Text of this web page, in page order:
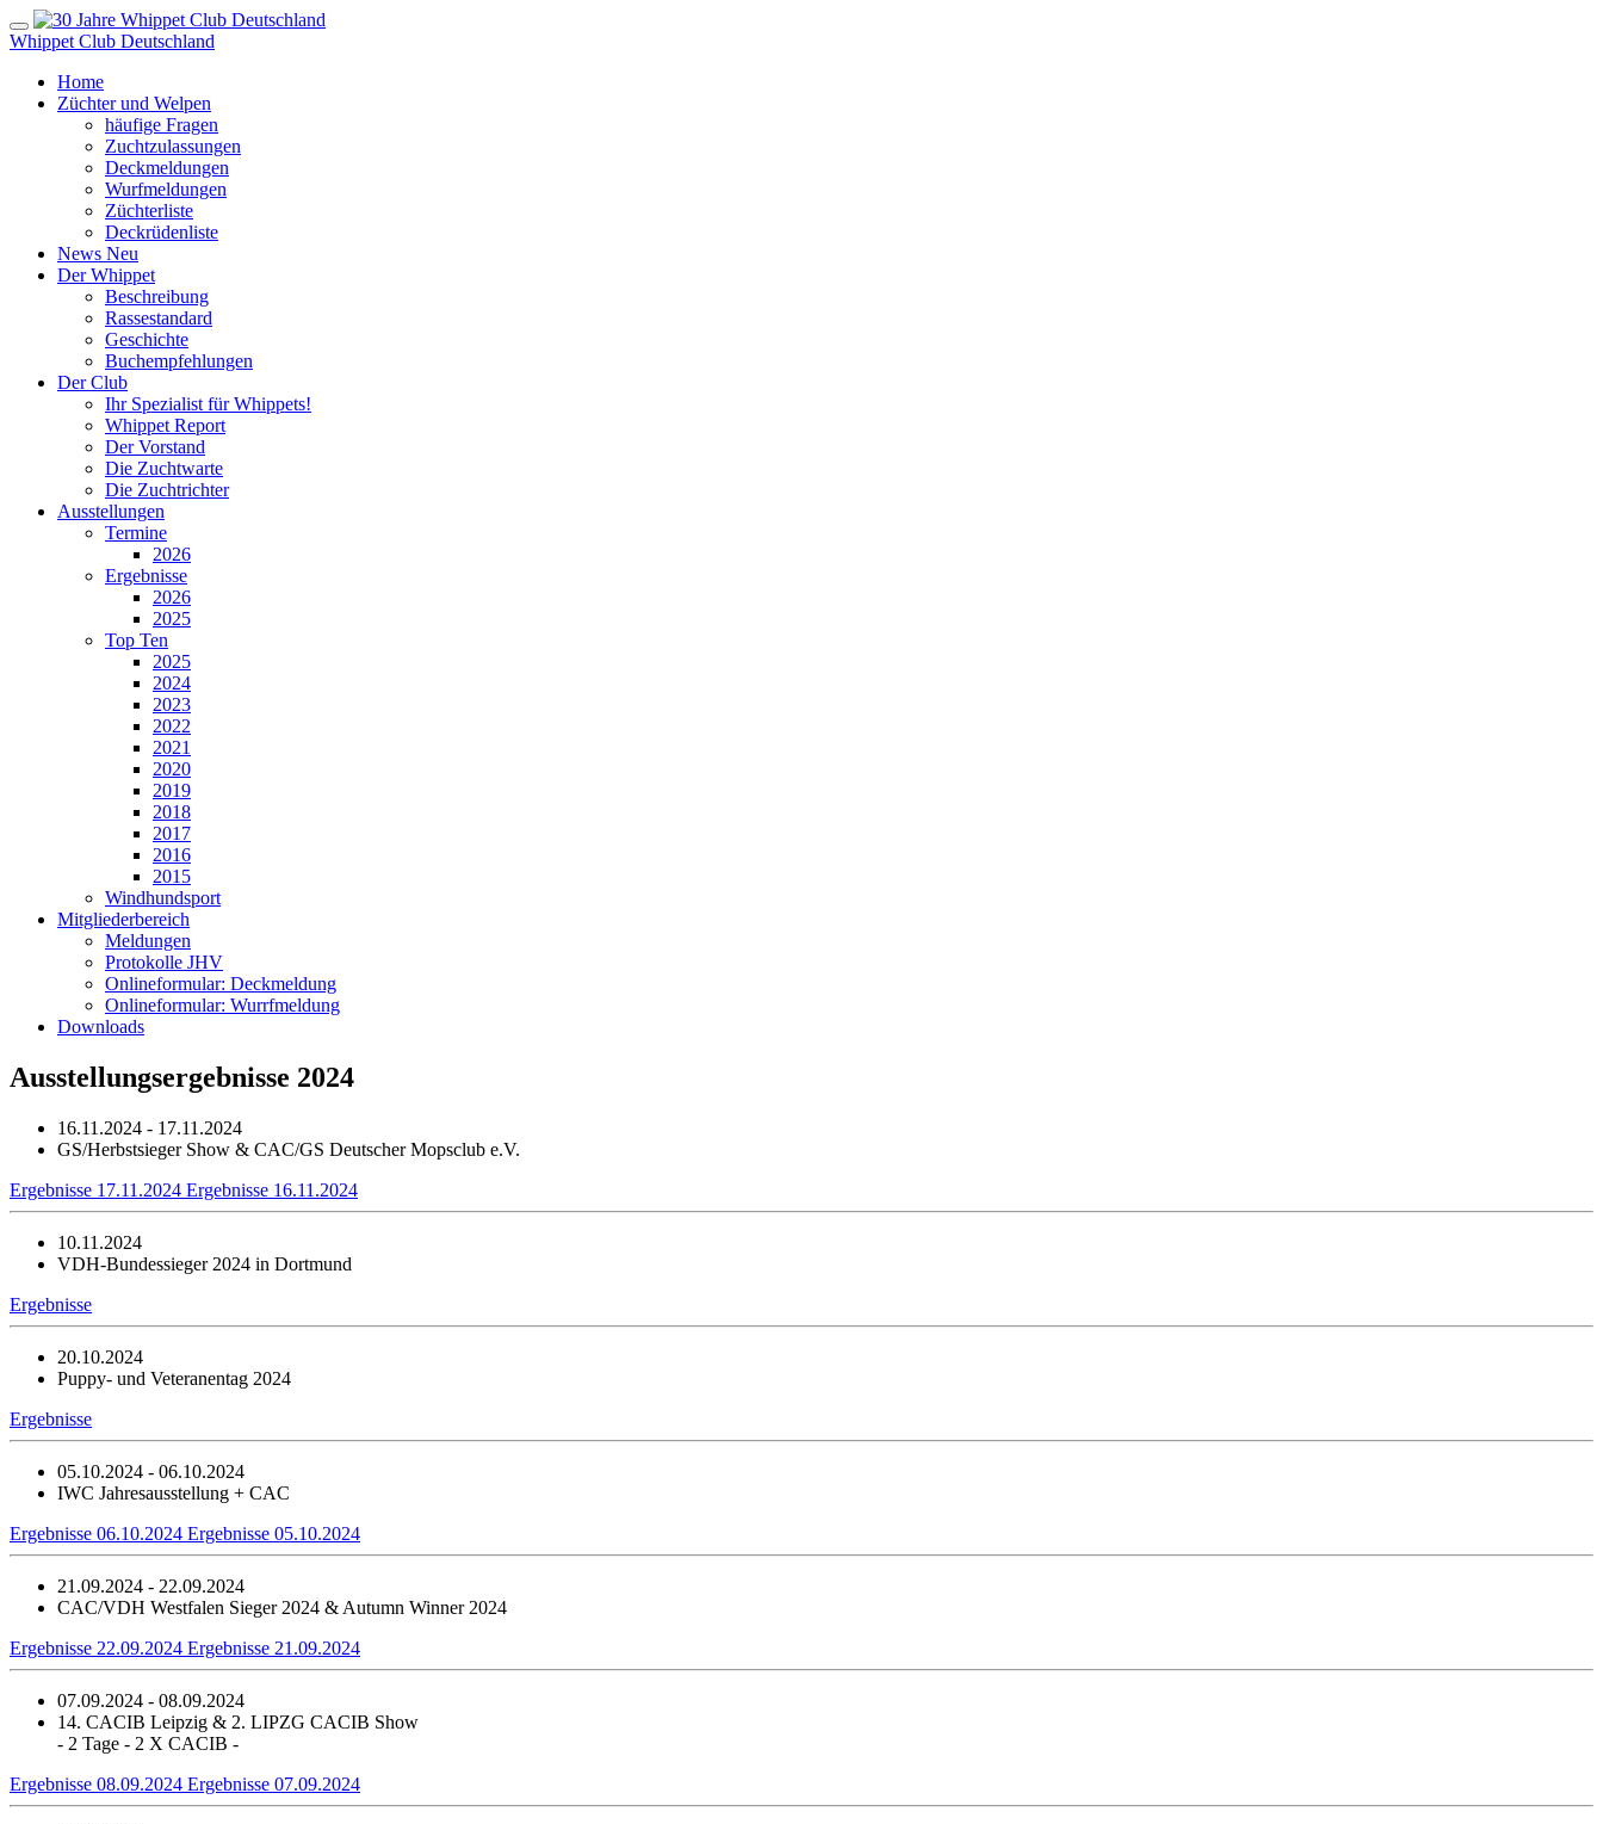
Whippet Club Deutschland
Home
Züchter und Welpen
häufige Fragen
Zuchtzulassungen
Deckmeldungen
Wurfmeldungen
Züchterliste
Deckrüdenliste
News Neu
Der Whippet
Beschreibung
Rassestandard
Geschichte
Buchempfehlungen
Der Club
Ihr Spezialist für Whippets!
Whippet Report
Der Vorstand
Die Zuchtwarte
Die Zuchtrichter
Ausstellungen
Termine
2026
Ergebnisse
2026
2025
Top Ten
2025
2024
2023
2022
2021
2020
2019
2018
2017
2016
2015
Windhundsport
Mitgliederbereich
Meldungen
Protokolle JHV
Onlineformular: Deckmeldung
Onlineformular: Wurrfmeldung
Downloads
Ausstellungsergebnisse 2024
16.11.2024 - 17.11.2024
GS/Herbstsieger Show & CAC/GS Deutscher Mopsclub e.V.
Ergebnisse 17.11.2024 Ergebnisse 16.11.2024
10.11.2024
VDH-Bundessieger 2024 in Dortmund
Ergebnisse
20.10.2024
Puppy- und Veteranentag 2024
Ergebnisse
05.10.2024 - 06.10.2024
IWC Jahresausstellung + CAC
Ergebnisse 06.10.2024 Ergebnisse 05.10.2024
21.09.2024 - 22.09.2024
CAC/VDH Westfalen Sieger 2024 & Autumn Winner 2024
Ergebnisse 22.09.2024 Ergebnisse 21.09.2024
07.09.2024 - 08.09.2024
14. CACIB Leipzig & 2. LIPZG CACIB Show
- 2 Tage - 2 X CACIB -
Ergebnisse 08.09.2024 Ergebnisse 07.09.2024